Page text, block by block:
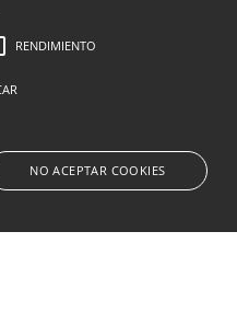
a Lleida
22, abril, 2026 - 08:10
RENDIMIENTO
NO ACEPTAR COOKIES